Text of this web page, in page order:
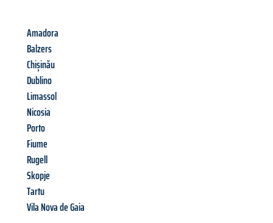
Amadora
Balzers
Chișinău
Dublino
Limassol
Nicosia
Porto
Fiume
Rugell
Skopje
Tartu
Vila Nova de Gaia